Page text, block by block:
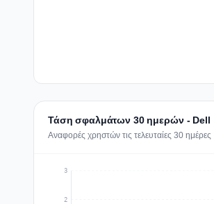
Τάση σφαλμάτων 30 ημερών - Dell
Αναφορές χρηστών τις τελευταίες 30 ημέρες
2
3